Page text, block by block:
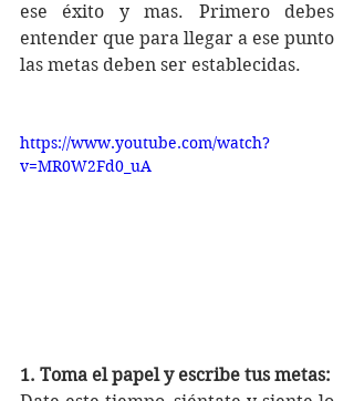
ese éxito y mas. Primero debes
entender que para llegar a ese punto
las metas deben ser establecidas.
https://www.youtube.com/watch?
v=MR0W2Fd0_uA
1. Toma el papel y escribe tus metas: